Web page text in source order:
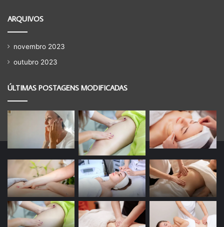
ARQUIVOS
novembro 2023
outubro 2023
ÚLTIMAS POSTAGENS MODIFICADAS